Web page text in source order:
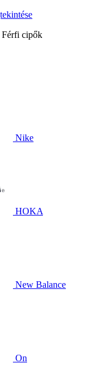
Férfi cipők
Nike
HOKA
New Balance
On